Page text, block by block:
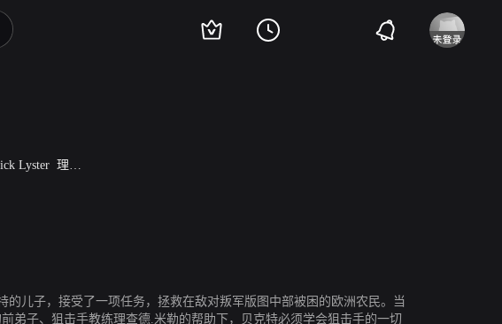
Lyster 理查德·塞梅尔
儿子，接受了一项任务，拯救在敌对叛军版图中部被困的欧洲农民。当
弟子、狙击手教练理查德.米勒的帮助下，贝克特必须学会狙击手的一切